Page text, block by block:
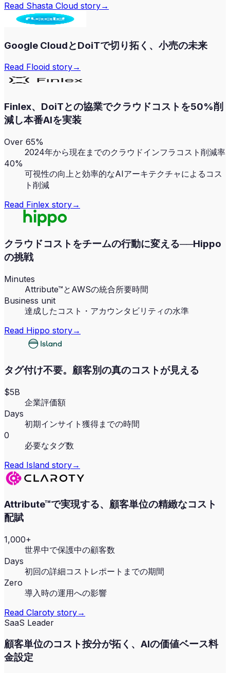
Read Shasta Cloud story→
Google CloudとDoiTで切り拓く、小売の未来
Read Flooid story→
Finlex、DoiTとの協業でクラウドコストを50%削
減し本番AIを実装
Over 65%
2024年から現在までのクラウドインフラコスト削減率
40%
可視性の向上と効率的なAIアーキテクチャによるコス
ト削減
Read Finlex story→
クラウドコストをチームの行動に変える──Hippo
の挑戦
Minutes
Attribute™とAWSの統合所要時間
Business unit
達成したコスト・アカウンタビリティの水準
Read Hippo story→
タグ付け不要。顧客別の真のコストが見える
$5B
企業評価額
Days
初期インサイト獲得までの時間
0
必要なタグ数
Read Island story→
Attribute™で実現する、顧客単位の精緻なコスト
配賦
1,000+
世界中で保護中の顧客数
Days
初回の詳細コストレポートまでの期間
Zero
導入時の運用への影響
Read Claroty story→
SaaS Leader
顧客単位のコスト按分が拓く、AIの価値ベース料
金設定